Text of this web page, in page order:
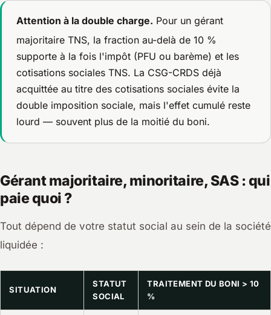
Attention à la double charge. Pour un gérant
majoritaire TNS, la fraction au-delà de 10 %
supporte à la fois l'impôt (PFU ou barème) et les
cotisations sociales TNS. La CSG-CRDS déjà
acquittée au titre des cotisations sociales évite la
double imposition sociale, mais l'effet cumulé reste
lourd — souvent plus de la moitié du boni.
Gérant majoritaire, minoritaire, SAS : qui
paie quoi ?
Tout dépend de votre statut social au sein de la société
liquidée :
SITUATION
STATUT
SOCIAL
TRAITEMENT DU BONI > 10
%